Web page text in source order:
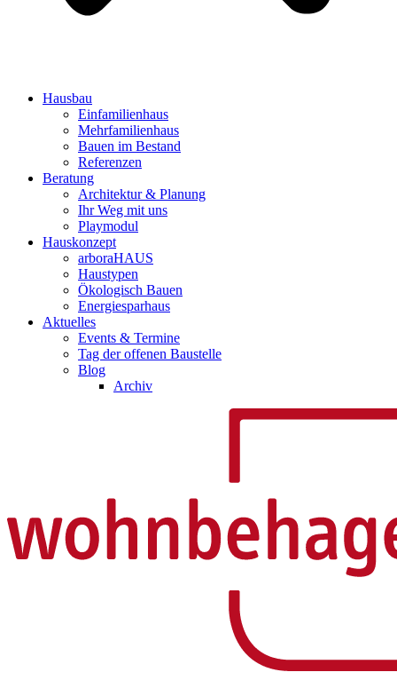
Hausbau
Einfamilienhaus
Mehrfamilienhaus
Bauen im Bestand
Referenzen
Beratung
Architektur & Planung
Ihr Weg mit uns
Playmodul
Hauskonzept
arboraHAUS
Haustypen
Ökologisch Bauen
Energiesparhaus
Aktuelles
Events & Termine
Tag der offenen Baustelle
Blog
Archiv